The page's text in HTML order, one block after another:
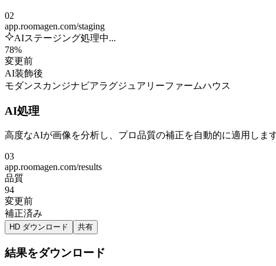
02
app.roomagen.com/staging
AIステージング処理中...
78%
変更前
AI装飾後
モダンスカンジナビアラグジュアリーファームハウス
AI処理
高度なAIが画像を分析し、プロ品質の補正を自動的に適用しま
03
app.roomagen.com/results
品質
94
変更前
補正済み
HD ダウンロード 共有
結果をダウンロード